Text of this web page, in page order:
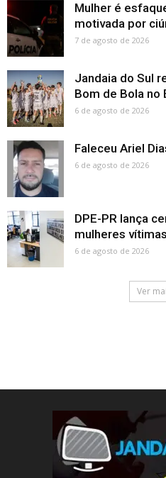
Mulher é
motivada por
7 de agosto de 2026
Jandaia do Sul
Bom de Bola no
6 de agosto de 2026
Faleceu Ariel
6 de agosto de 2026
DPE-PR lança
mulheres
6 de agosto de 2026
Ver